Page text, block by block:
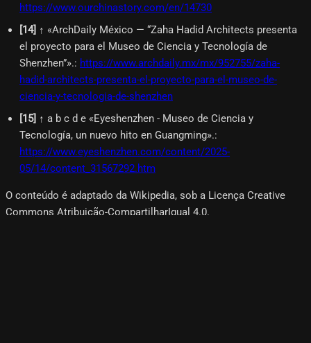
https://www.ourchinastory.com/en/14730
[14] ↑ «ArchDaily México — “Zaha Hadid Architects presenta
el proyecto para el Museo de Ciencia y Tecnología de
Shenzhen”».: https://www.archdaily.mx/mx/952755/zaha-
hadid-architects-presenta-el-proyecto-para-el-museo-de-
ciencia-y-tecnologia-de-shenzhen
[15] ↑ a b c d e «Eyeshenzhen - Museo de Ciencia y
Tecnología, un nuevo hito en Guangming».:
https://www.eyeshenzhen.com/content/2025-
05/14/content_31567292.htm
O conteúdo é adaptado da Wikipedia, sob a Licença Creative
Commons Atribuição-CompartilharIgual 4.0.